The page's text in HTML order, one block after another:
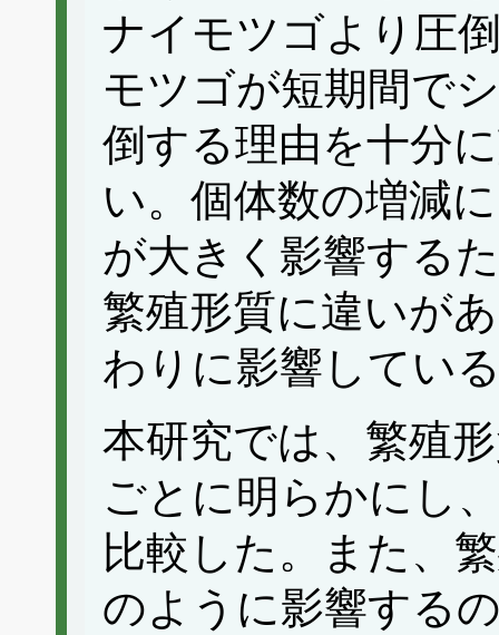
ナイモツゴより圧
モツゴが短期間で
倒する理由を十分
い。個体数の増減
が大きく影響する
繁殖形質に違いが
わりに影響してい
本研究では、繁殖
ごとに明らかにし
比較した。また、
のように影響する